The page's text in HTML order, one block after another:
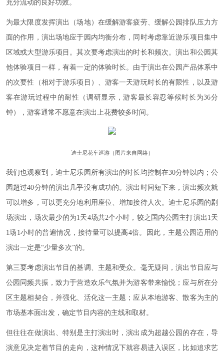
充分流动的良好功效。
为最大限度发挥演出（场地）在缓解游客疲劳、缓解公园排队压力方
面的作用，演出场地应于园内均衡分布，同时考虑靠近游乐项目集中
区域或大型游乐项目。其次要考虑演出的时长和频次。演出和公园其
他体验项目一样，有着一定的体验时长。由于演出在公园产品体系中
的次要性（相对于游乐项目）、游客一天游玩时长的有限性，以及游
客在游玩过程中的耐性（调研显示，游客最长容忍等候时长为36分
钟），游客通常不愿意在演出上花费较多时间。
迪士尼花车巡游（图片来自网络）
我们也观察到，迪士尼乐园所有演出的时长均控制在30分钟以内；公
园超过40分钟的演出几乎没有成功的。演出时间短下来，演出频次就
可以增多，可以更充分地利用座位、增加接待人次。迪士尼乐园的剧
场演出，场次最少的为1天4场共2个小时，较之国内公园主打演出1天
1场1小时的普遍情况，接待量可以提高4倍。因此，主题公园适用的
演出一定是“少量多次”的。
第三要考虑演出节目的基调、主题和受众。毫无疑问，演出节目应与
公园同频共振，致力于营造欢乐气氛并为游客带来愉悦；应与所在分
区主题相契合，并强化、活化这一主题；应从本地游客、散客为主的
市场基本面出发，确定节目内容的主线和取材。
但往往在做演出、特别是主打演出时，演出成为超越公园的存在，导
演意见决定着节目的走向，这种情况下就容易进入误区，比如追求艺